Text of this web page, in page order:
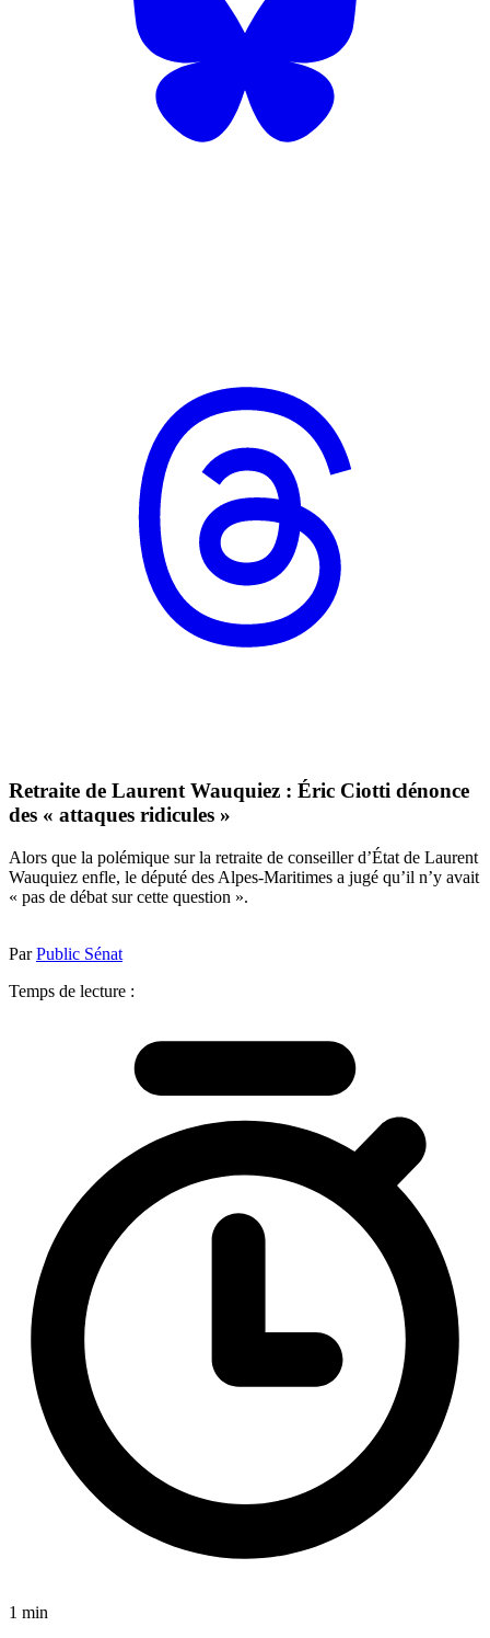
Retraite de Laurent Wauquiez : Éric Ciotti dénonce
des « attaques ridicules »
Alors que la polémique sur la retraite de conseiller d’État de Laurent
Wauquiez enfle, le député des Alpes-Maritimes a jugé qu’il n’y avait
« pas de débat sur cette question ».
ParPublic Sénat
Temps de lecture :
1 min